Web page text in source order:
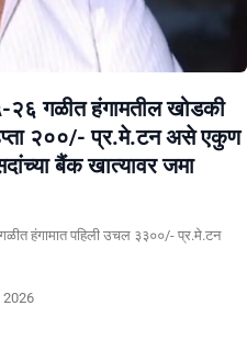
२६ गळीत हंगामतील खोडकी
२००/- प्र.मे.टन असे एकुण
बैंक खात्यावर जमा
हंगामात पहिली उचल ३३००/- प्र.मे.टन
2026